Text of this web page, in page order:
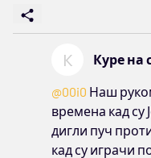
К Куре на
@00i0 Наш
времена кад су
дигли пуч
кад су играчи